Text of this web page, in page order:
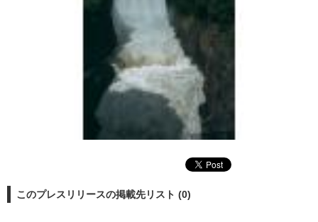
このプレスリリースの掲載先リスト (0)